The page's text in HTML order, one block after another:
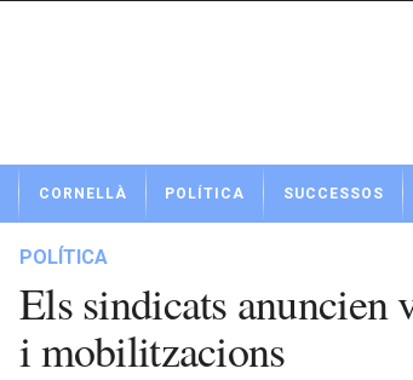
t
CORNELLÀ POLÍTICA SUCCESSOS
POLÍTICA
Els sindicats anuncien
i mobilitzacions